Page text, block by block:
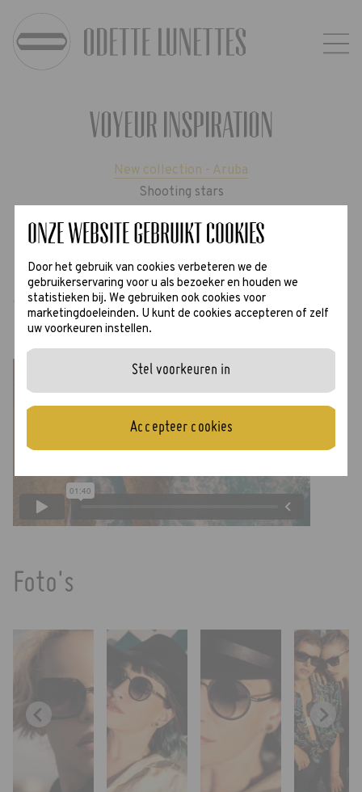
Voyeur inspiration
New collection - Aruba
Shooting stars
Video
Foto's
Onze website gebruikt cookies
Door het gebruik van cookies verbeteren we de
gebruikerservaring voor u als bezoeker en houden we
statistieken bij. We gebruiken ook cookies voor
marketingdoeleinden. U kunt de cookies accepteren of zelf
uw voorkeuren instellen.
Stel voorkeuren in
Accepteer cookies